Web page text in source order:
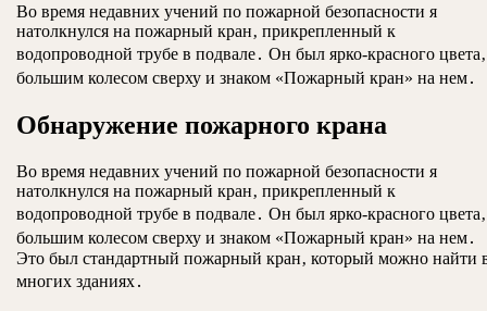
Во время недавних учений по пожарной безопасности я
натолкнулся на пожарный кран‚ прикрепленный к
водопроводной трубе в подвале․ Он был ярко-красного
большим колесом сверху и знаком «Пожарный кран» на нем․
Обнаружение пожарного крана
Во время недавних учений по пожарной безопасности я
натолкнулся на пожарный кран‚ прикрепленный к
водопроводной трубе в подвале․ Он был ярко-красного
большим колесом сверху и знаком «Пожарный кран» на нем․
Это был стандартный пожарный кран‚ который можно найти
многих зданиях․